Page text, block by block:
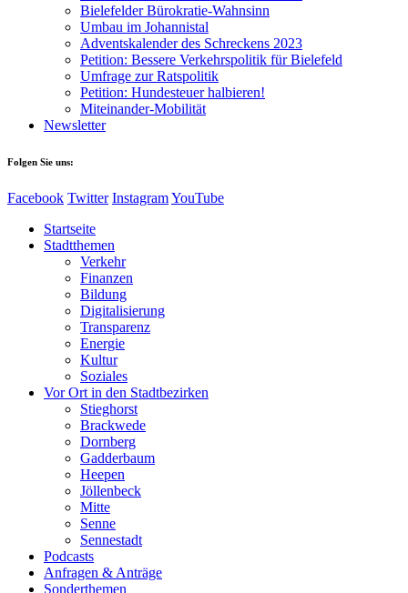
Bielefelder Bürokratie-Wahnsinn
Umbau im Johannistal
Adventskalender des Schreckens 2023
Petition: Bessere Verkehrspolitik für Bielefeld​​
Umfrage zur Ratspolitik
Petition: Hundesteuer halbieren!
Miteinander-Mobilität
Newsletter
Folgen Sie uns:
Facebook Twitter InstagramYouTube
Startseite
Stadtthemen
Verkehr
Finanzen
Bildung
Digitalisierung
Transparenz
Energie
Kultur
Soziales
Vor Ort in den Stadtbezirken
Stieghorst
Brackwede
Dornberg
Gadderbaum
Heepen
Jöllenbeck
Mitte
Senne
Sennestadt
Podcasts
Anfragen & Anträge
Sonderthemen